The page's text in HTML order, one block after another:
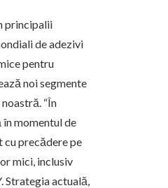
principalii
de adezivi
pentru
noi segmente
“În
în momentul de
cu precădere pe
mici, inclusiv
Strategia actuală,